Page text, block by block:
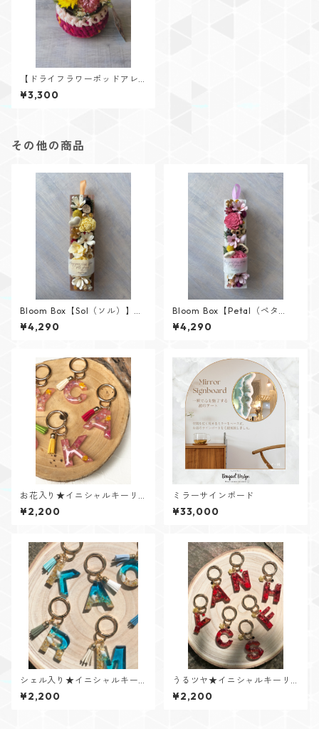
【ドライフラワーポッドアレ
ンジD】vivid pink&light pink
pod×YELLOW
¥3,300
その他の商品
Bloom Box【Sol（ソル）】メ
ッセージカード付けられます✨
¥4,290
Bloom Box【Petal（ペタ
ル）】メッセージカード付け
られます✨
¥4,290
お花入り★イニシャルキーリ
ング【Flower Jewelシリー
ズ】
¥2,200
ミラーサインボード
¥33,000
シェル入り★イニシャルキー
リング【Cristal Oceanシリー
ズ】
¥2,200
うるツヤ★イニシャルキーリ
ング【Glitter Heartシリー
ズ】
¥2,200